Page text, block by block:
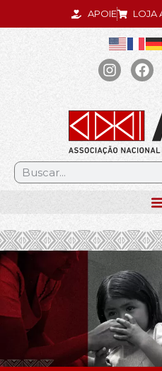
APOIE LOJA
.